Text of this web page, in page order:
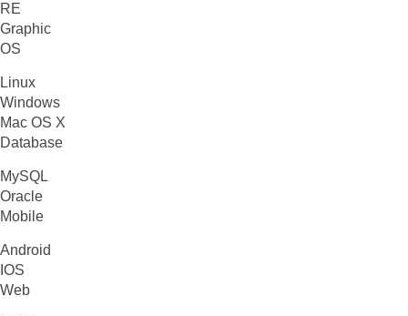
RE
Graphic
OS
Linux
Windows
Mac OS X
Database
MySQL
Oracle
Mobile
Android
IOS
Web